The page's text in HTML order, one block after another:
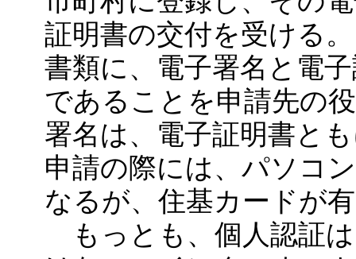
証明書の交付を受ける
書類に、電子署名と電
であることを申請先の
署名は、電子証明書と
申請の際には、パソコ
なるが、住基カードが
もっとも、個人認証